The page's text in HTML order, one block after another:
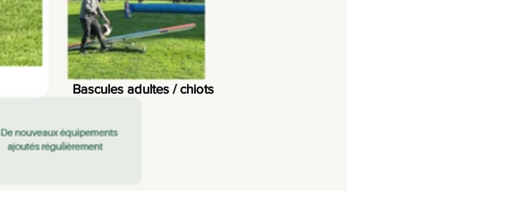
Bascules adultes / chiots